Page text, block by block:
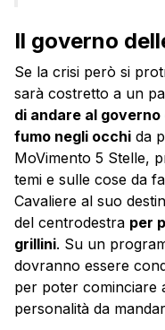
Il governo
Se la crisi però si
sarà costretto a un
di andare al
fumo negli occhi da
MoVimento 5 Stelle,
temi e sulle cose da
Cavaliere al suo
del centrodestra per
grillini. Su un
dovranno essere
per poter cominciare
personalità da